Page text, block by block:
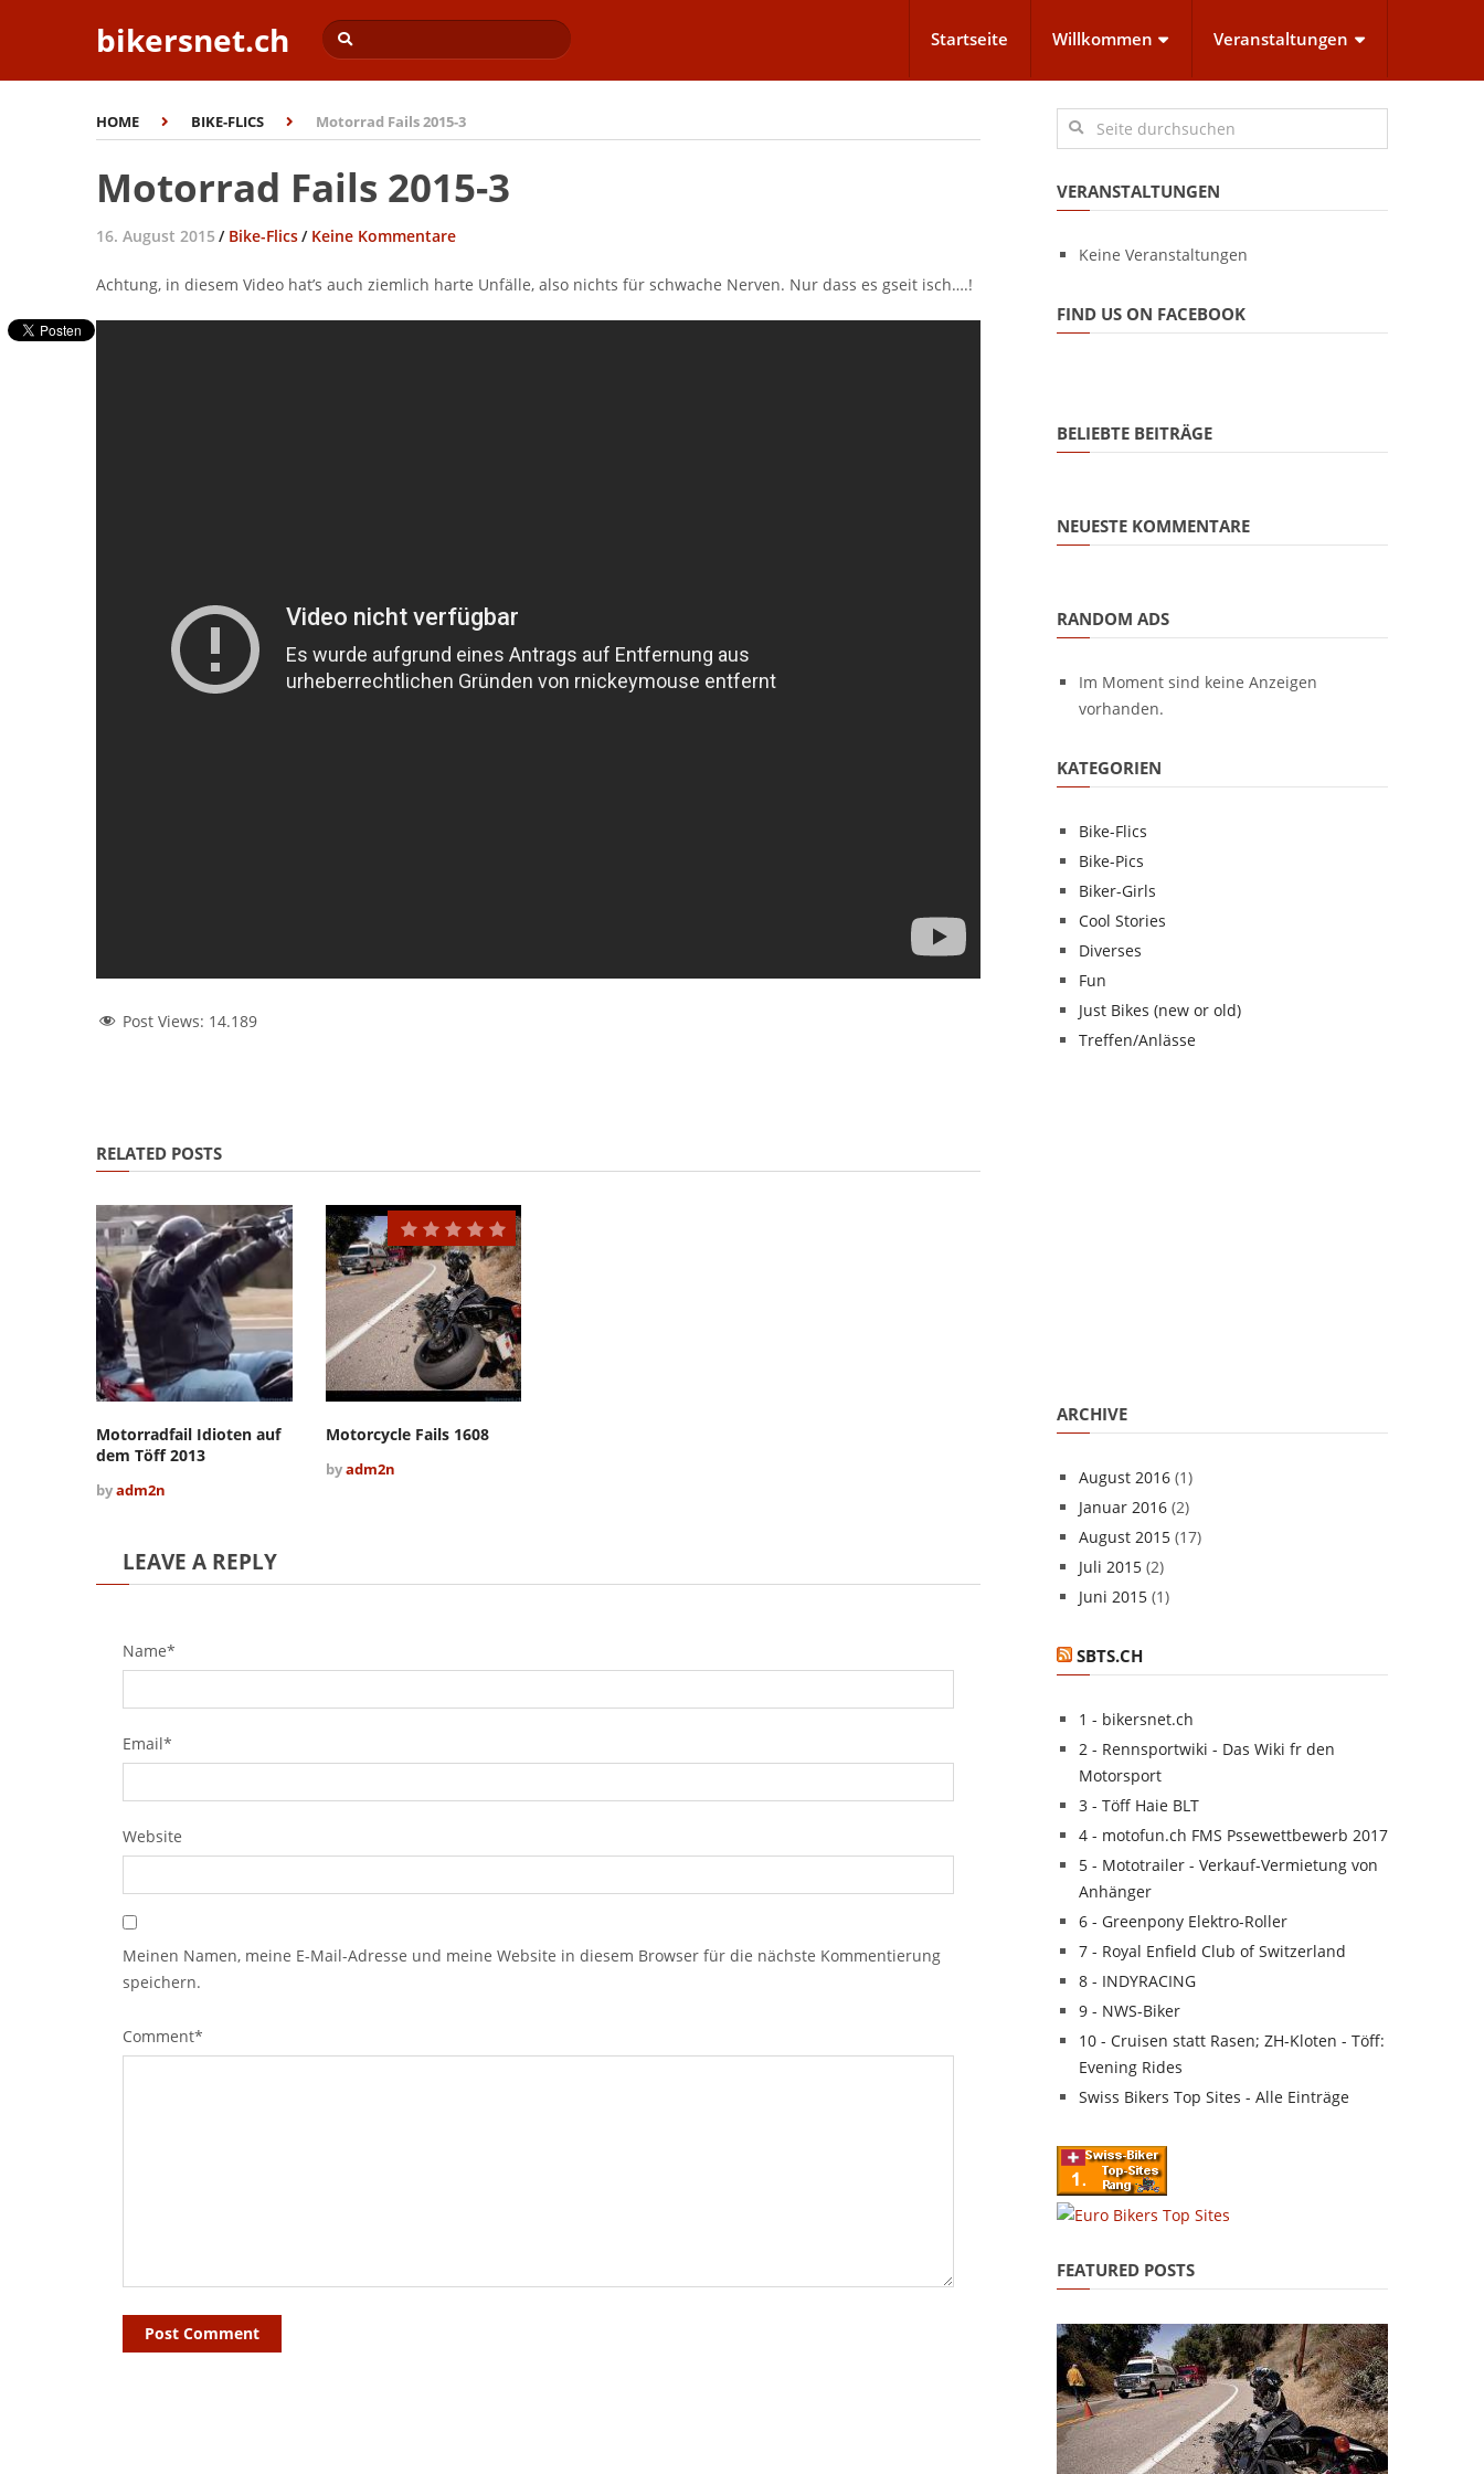
bikersnet.ch Startseite Willkommen Veranstaltungen
HOME BIKE-FLICS Motorrad Fails 2015-3
Motorrad Fails 2015-3
16. August 2015 / Bike-Flics/ Keine Kommentare
Achtung, in diesem Video hat’s auch ziemlich harte Unfälle, also nichts für schwache Nerven. Nur dass es gseit isch….!
Post Views: 14.189
RELATED POSTS
Motorradfail Idioten auf
dem Töff 2013
byadm2n
Motorcycle Fails 1608
byadm2n
LEAVE A REPLY
Name*
Email*
Website
Meinen Namen, meine E-Mail-Adresse und meine Website in diesem Browser für die nächste Kommentierung
speichern.
Comment*
VERANSTALTUNGEN
Keine Veranstaltungen
FIND US ON FACEBOOK
BELIEBTE BEITRÄGE
NEUESTE KOMMENTARE
RANDOM ADS
Im Moment sind keine Anzeigen
vorhanden.
KATEGORIEN
Bike-Flics
Bike-Pics
Biker-Girls
Cool Stories
Diverses
Fun
Just Bikes (new or old)
Treffen/Anlässe
ARCHIVE
August 2016 (1)
Januar 2016 (2)
August 2015 (17)
Juli 2015 (2)
Juni 2015 (1)
SBTS.CH
1 - bikersnet.ch
2 - Rennsportwiki - Das Wiki fr den
Motorsport
3 - Töff Haie BLT
4 - motofun.ch FMS Pssewettbewerb 2017
5 - Mototrailer - Verkauf-Vermietung von
Anhänger
6 - Greenpony Elektro-Roller
7 - Royal Enfield Club of Switzerland
8 - INDYRACING
9 - NWS-Biker
10 - Cruisen statt Rasen; ZH-Kloten - Töff:
Evening Rides
Swiss Bikers Top Sites - Alle Einträge
FEATURED POSTS